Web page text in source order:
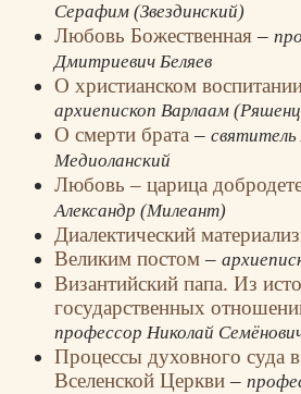
Серафим (Звездинский)
Любовь Божественная–
Дмитриевич Беляев
О христианском
архиепископ Варлаам
О смерти брата–
Медиоланский
Любовь – царица
Александр (Милеант)
Диалектический
Великим постом–
Византийский папа. Из
государственных
профессор Николай
Процессы духовного суда
Вселенской Церкви–